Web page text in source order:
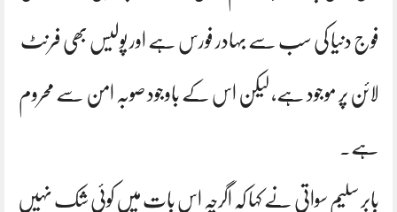
فوج دنیا کی سب سے بہادر فورس ہے اور پولیس بھی فرنٹ
لائن پر موجود ہے، لیکن اس کے باوجود صوبہ امن سے محروم
ہے۔
بابر سلیم سواتی نے کہا کہ اگرچہ اس بات میں کوئی شک نہیں